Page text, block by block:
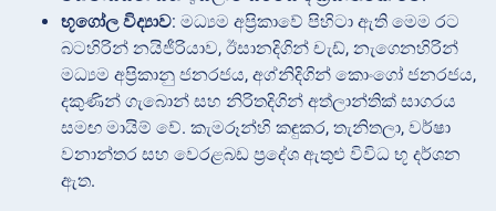
භූගෝල විද්‍යාව: මධ්‍යම අප්‍රිකාවේ පිහිටා ඇති මෙම රට
බටහිරින් නයිජීරියාව, ඊසානදිගින් චැඩ්, නැගෙනහිරින්
මධ්‍යම අප්‍රිකානු ජනරජය, අග්නිදිගින් කොංගෝ ජනරජය,
දකුණින් ගැබොන් සහ නිරිතදිගින් අත්ලාන්තික් සාගරය
සමඟ මායිම් වේ. කැමරූන්හි කඳුකර, තැනිතලා, වර්ෂා
වනාන්තර සහ වෙරළබඩ ප්‍රදේශ ඇතුළු විවිධ භූ දර්ශන
ඇත.